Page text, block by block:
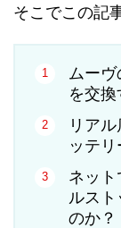
そこでこの記
ムー
を交
リア
ッテ
ネット
ルス
のか？